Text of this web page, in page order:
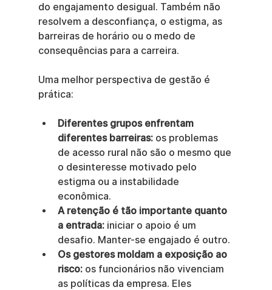
do engajamento desigual. Também não
resolvem a desconfiança, o estigma, as
barreiras de horário ou o medo de
consequências para a carreira.
Uma melhor perspectiva de gestão é
prática:
Diferentes grupos enfrentam
diferentes barreiras: os problemas
de acesso rural não são o mesmo que
o desinteresse motivado pelo
estigma ou a instabilidade
econômica.
A retenção é tão importante quanto
a entrada: iniciar o apoio é um
desafio. Manter-se engajado é outro.
Os gestores moldam a exposição ao
risco: os funcionários não vivenciam
as políticas da empresa. Eles